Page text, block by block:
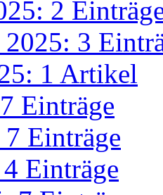
2
2025: 3
1 Artikel
Einträge
Einträge
Einträge